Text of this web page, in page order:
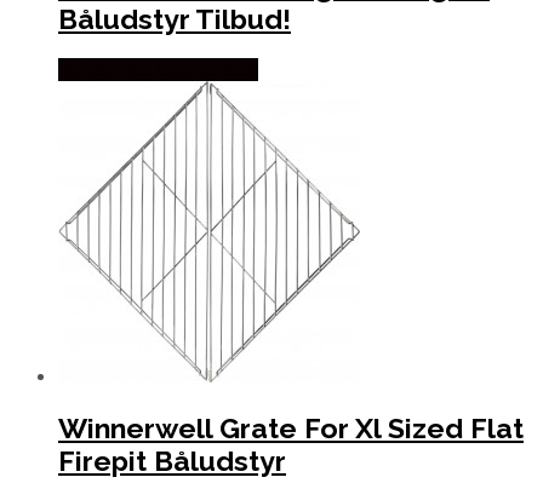
Båludstyr Tilbud!
Winnerwell Grate For Xl Sized Flat
Firepit Båludstyr